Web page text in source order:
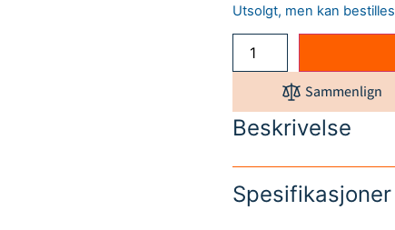
Utsolgt, men kan bestilles
Sammenlign
Beskrivelse
Spesifikasjoner